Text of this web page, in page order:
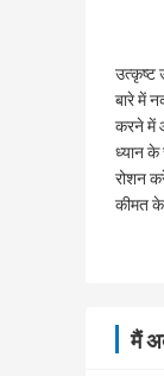
उत्कृष्ट
बारे में
करने में
ध्यान के
रोशन
कीमत
मैं